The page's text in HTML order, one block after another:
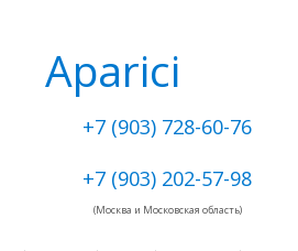
Aparici
+7 (903) 728-60-76
+7 (903) 202-57-98
(Москва и Московская область)